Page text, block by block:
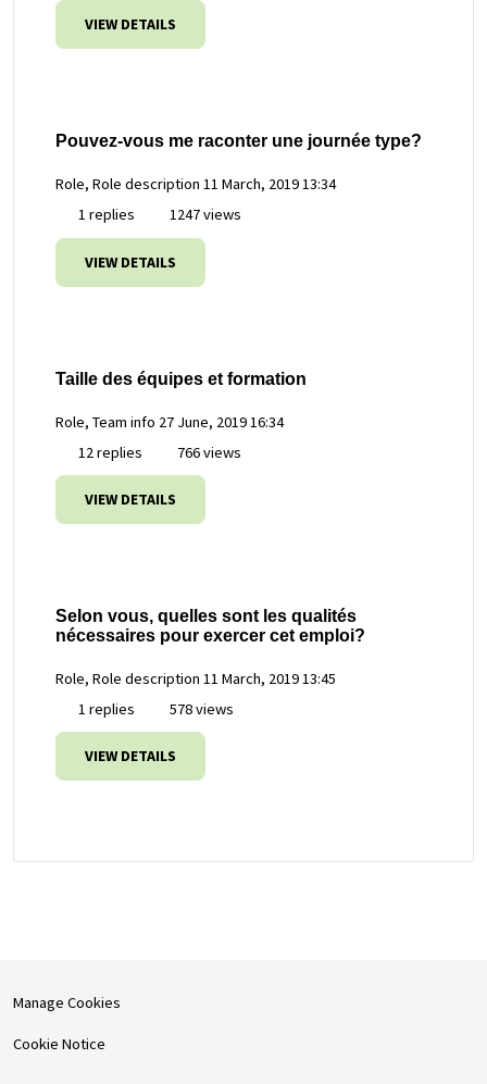
VIEW DETAILS
Pouvez-vous me raconter une journée type?
Role, Role description 11 March, 2019 13:34
1 replies
1247 views
VIEW DETAILS
Taille des équipes et formation
Role, Team info 27 June, 2019 16:34
12 replies
766 views
VIEW DETAILS
Selon vous, quelles sont les qualités
nécessaires pour exercer cet emploi?
Role, Role description 11 March, 2019 13:45
1 replies
578 views
VIEW DETAILS
Manage Cookies
Cookie Notice